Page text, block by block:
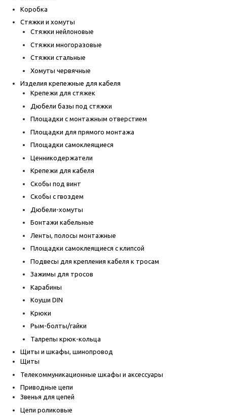
Коробка
Стяжки и хомуты
Стяжки нейлоновые
Стяжки многоразовые
Стяжки стальные
Хомуты червячные
Изделия крепежные для кабеля
Крепежи для стяжек
Дюбели базы под стяжки
Площадки с монтажным отверстием
Площадки для прямого монтажа
Площадки самоклеящиеся
Ценникодержатели
Крепежи для кабеля
Скобы под винт
Скобы с гвоздем
Дюбели-хомуты
Бонтажи кабельные
Ленты, полосы монтажные
Площадки самоклеящиеся с клипсой
Подвесы для крепления кабеля к тросам
Зажимы для тросов
Карабины
Коуши DIN
Крюки
Рым-болты/гайки
Талрепы крюк-кольца
Щиты и шкафы, шинопровод
Щиты
Телекоммуникационные шкафы и аксессуары
Приводные цепи
Звенья для цепей
Цепи роликовые